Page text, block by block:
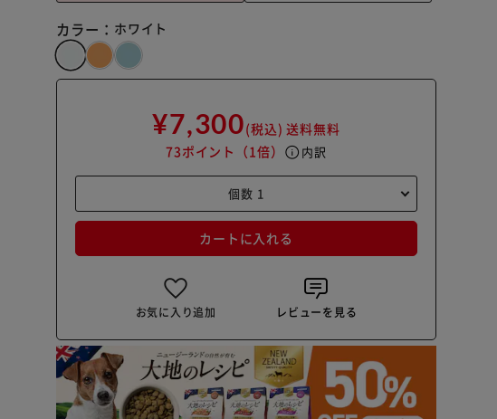
カラー： ホワイト
¥7,300(税込) 送料無料
73ポイント （1倍） info 内訳
カートに入れる
お気に入り追加 レビューを見る